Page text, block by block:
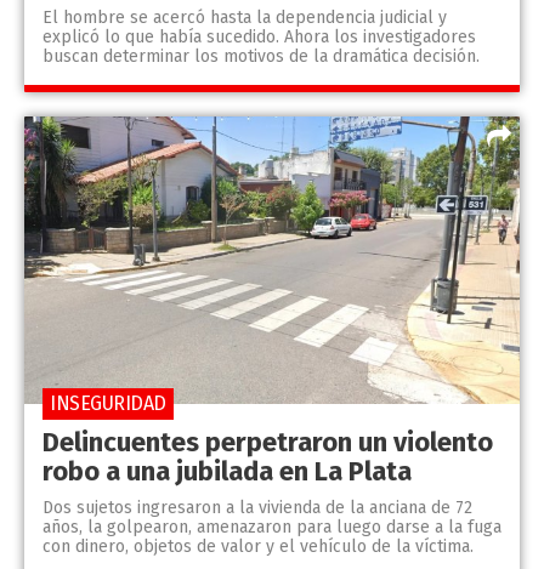
El hombre se acercó hasta la dependencia judicial y
explicó lo que había sucedido. Ahora los investigadores
buscan determinar los motivos de la dramática decisión.
Delincuentes perpetraron un violento
robo a una jubilada en La Plata
Dos sujetos ingresaron a la vivienda de la anciana de 72
años, la golpearon, amenazaron para luego darse a la fuga
con dinero, objetos de valor y el vehículo de la víctima.
INSEGURIDAD